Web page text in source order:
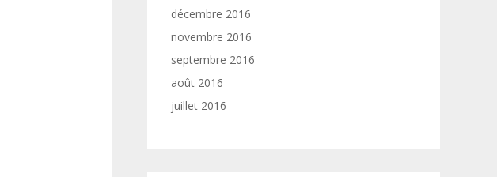
décembre 2016
novembre 2016
septembre 2016
août 2016
juillet 2016